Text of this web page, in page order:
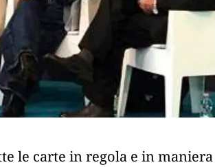
le carte in regola e in maniera